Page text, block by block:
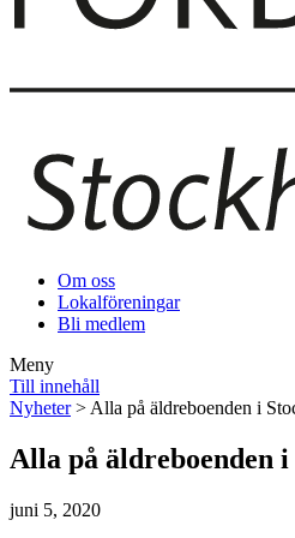
Om oss
Lokalföreningar
Bli medlem
Meny
Till innehåll
Nyheter> Alla på äldreboenden i
Alla på äldreboenden
juni 5, 2020